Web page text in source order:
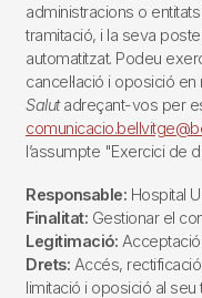
administracions o
tramitació, i la seva
automatitzat. Podeu
cancel·lació i oposició
Salutadreçant-vos per
l’assumpte "Exercici de
Responsable: Hospital
Finalitat: Gestionar el
Legitimació:
Drets: Accés,
limitació i oposició al seu